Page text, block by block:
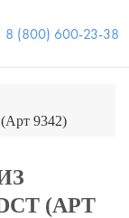
8 (800) 600-23-38
9342)
(АРТ